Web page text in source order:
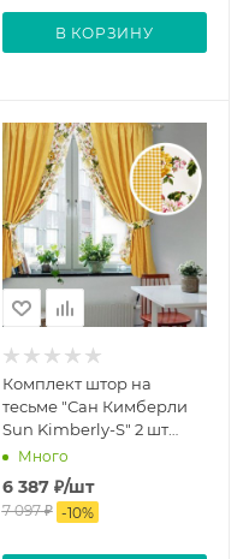
В КОРЗИНУ
Комплект штор на
тесьме "Сан Кимберли
Sun Kimberly-S" 2 шт
175х175
Много
6 387₽/шт
7 097₽ -10%